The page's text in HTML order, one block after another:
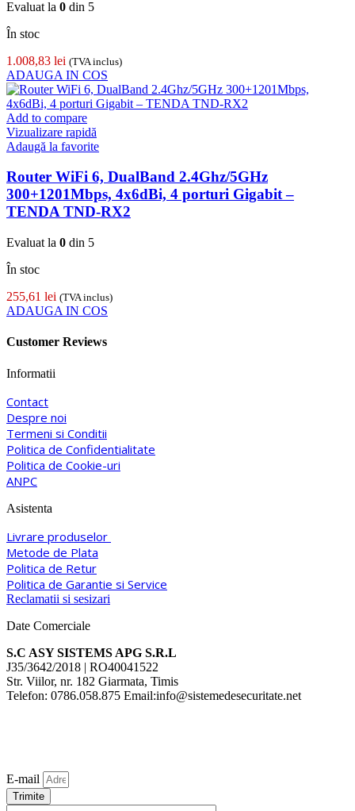
Evaluat la 0 din 5
În stoc
1.008,83 lei (TVA inclus)
ADAUGA IN COS
Add to compare
Vizualizare rapidă
Adaugă la favorite
Router WiFi 6, DualBand 2.4Ghz/5GHz
300+1201Mbps, 4x6dBi, 4 porturi Gigabit –
TENDA TND-RX2
Evaluat la 0 din 5
În stoc
255,61 lei (TVA inclus)
ADAUGA IN COS
Customer Reviews
Informatii
Contact
Despre noi
Termeni si Conditii
Politica de Confidentialitate
Politica de Cookie-uri
ANPC
Asistenta
Livrare produselor
Metode de Plata
Politica de Retur
Politica de Garantie si Service
Reclamatii si sesizari
Date Comerciale
S.C ASY SISTEMS APG S.R.L
J35/3642/2018 | RO40041522
Str. Viilor, nr. 182 Giarmata, Timis
Telefon: 0786.058.875 Email:info@sistemedesecuritate.net
E-mail
Trimite